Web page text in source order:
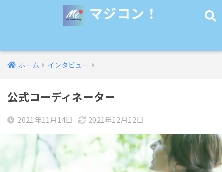
マジコン！
ホーム インタビュー
公式コーディネーター
2021年11月14日 2021年12月12日